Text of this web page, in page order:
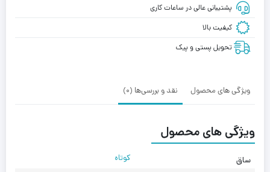
پشتیبانی عالی در ساعات کاری
کیفیت بالا
تحویل پستی و پیک
ویژگی های محصول نقد و بررسی‌ها (0)
ویژگی های محصول
ساق
کوتاه